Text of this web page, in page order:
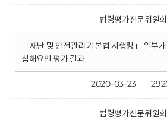
법령평가전문위원회
「재난 및 안전관리 기본법 시행령」 일부
침해요인 평가 결과
2020-03-23
법령평가전문위원회